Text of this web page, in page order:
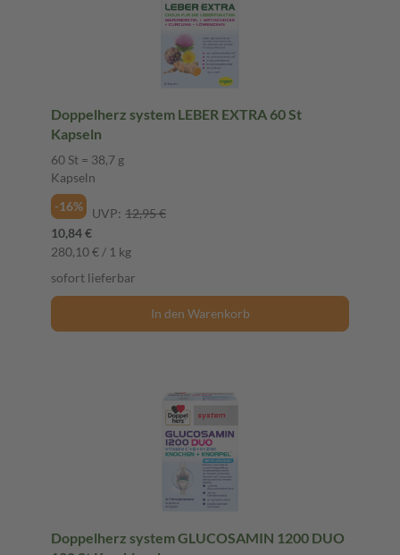
Doppelherz system LEBER EXTRA 60 St
Kapseln
60 St = 38,7 g
Kapseln
-16%
UVP: 12,95 €
10,84 €
280,10 € / 1 kg
sofort lieferbar
In den Warenkorb
Doppelherz system GLUCOSAMIN 1200 DUO